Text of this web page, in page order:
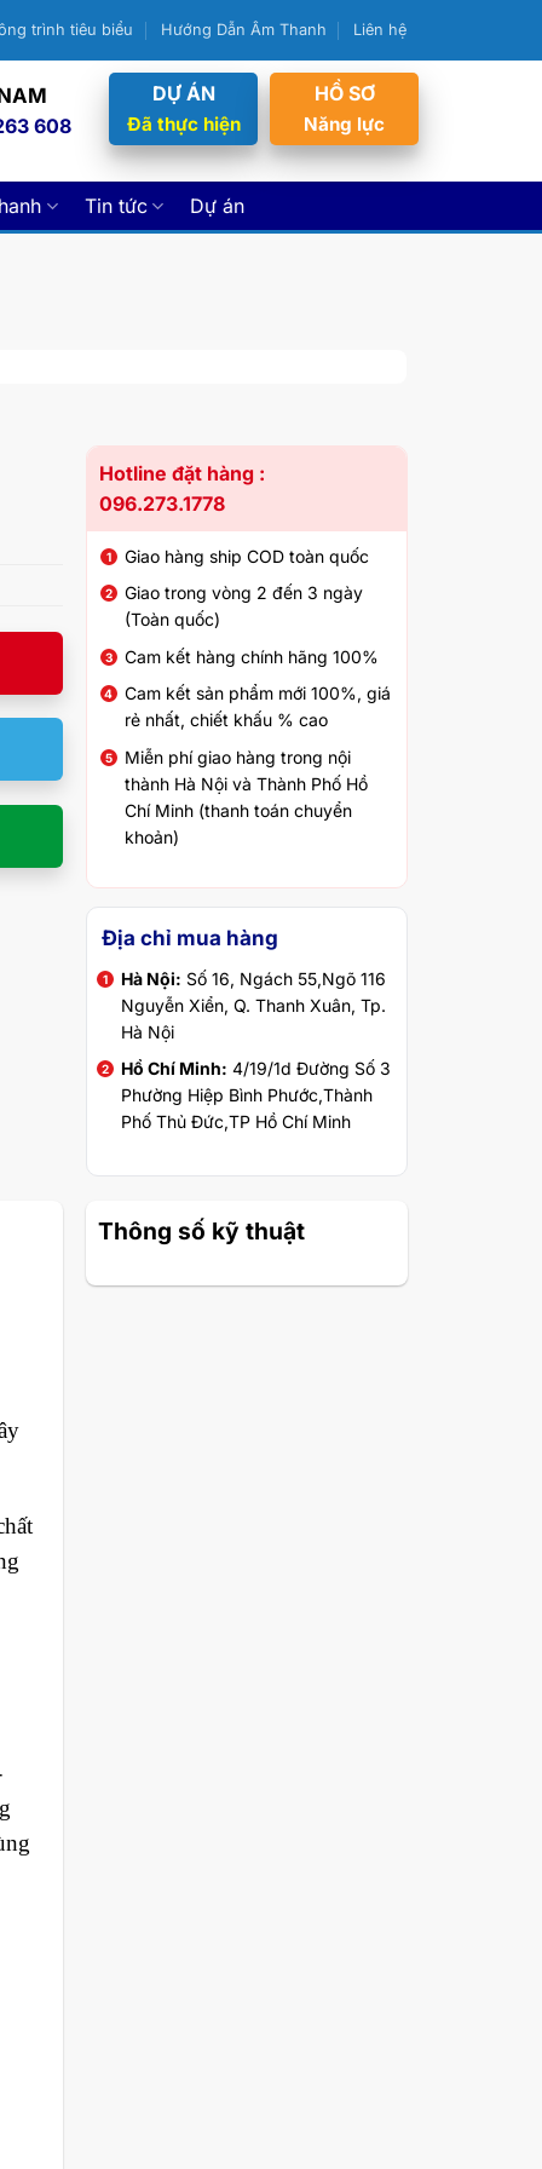
trình tiêu biểu Hướng Dẫn Âm Thanh Liên hệ
608
DỰ ÁN
Đã thực hiện
HỒ SƠ
Năng lực
Tin tức Dự án
Hotline đặt hàng :
096.273.1778
Giao hàng ship COD toàn quốc
Giao trong vòng 2 đến 3 ngày
(Toàn quốc)
Cam kết hàng chính hãng 100%
Cam kết sản phẩm mới 100%, giá
rẻ nhất, chiết khấu % cao
Miễn phí giao hàng trong nội
thành Hà Nội và Thành Phố Hồ
Chí Minh (thanh toán chuyển
khoản)
Địa chỉ mua hàng
Hà Nội: Số 16, Ngách 55,Ngõ 116
Nguyễn Xiển, Q. Thanh Xuân, Tp.
Hà Nội
Hồ Chí Minh: 4/19/1d Đường Số 3
Phường Hiệp Bình Phước,Thành
Phố Thủ Đức,TP Hồ Chí Minh
Thông số kỹ thuật